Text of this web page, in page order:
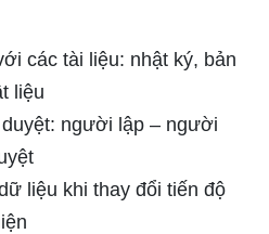
các tài liệu: nhật ký, bản
liệu
người lập – người
liệu khi thay đổi tiến độ